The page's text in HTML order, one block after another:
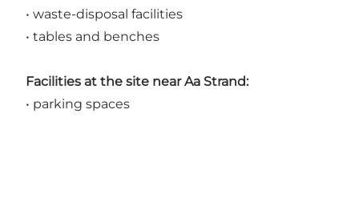
• waste-disposal facilities
• tables and benches
Facilities at the site near Aa Strand:
• parking spaces